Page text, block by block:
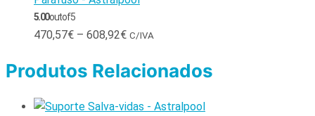
5.00out of 5
470,57€ – 608,92€ C/IVA
Produtos Relacionados